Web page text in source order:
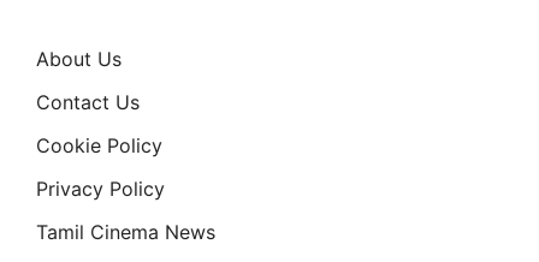
About Us
Contact Us
Cookie Policy
Privacy Policy
Tamil Cinema News